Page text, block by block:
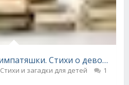
Милашки-симпатяшки. Стихи о девочках. Владимир Шебзухов
Стихи и загадки для детей 1